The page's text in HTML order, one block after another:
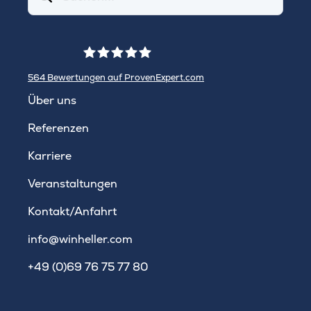
564 Bewertungen auf ProvenExpert.com
Über uns
Referenzen
Karriere
Veranstaltungen
Kontakt/Anfahrt
info@winheller.com
+49 (0)69 76 75 77 80